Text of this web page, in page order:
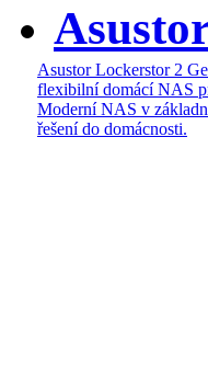
Asustor Lockerstor 2
flexibilní domácí NAS
Moderní NAS v
řešení do domácnosti.